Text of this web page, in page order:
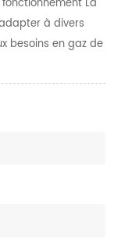
La
à divers
besoins en gaz de